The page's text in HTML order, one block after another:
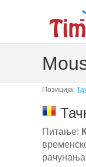
Позиција:
Питање:
рачунања